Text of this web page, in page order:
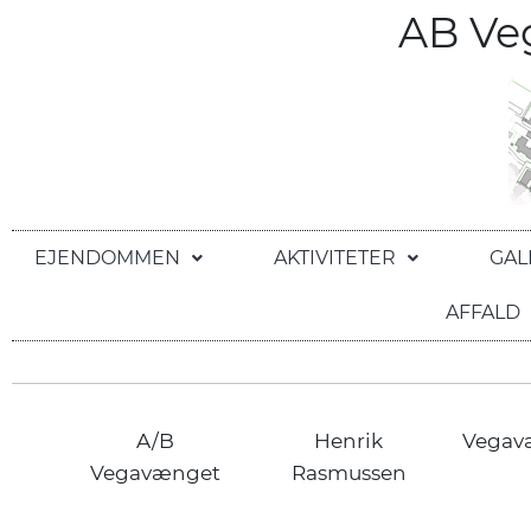
AB
EJENDOMMEN AKTIVITETER
AFFALD
A/B
Vegavænget
Henrik
Rasmussen